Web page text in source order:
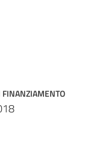
su Facebook
su Twitter
pagina su Linkedin
FINANZIAMENTO